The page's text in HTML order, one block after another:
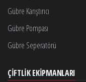
Gübre Karıştırıcı
Gübre Pompası
Gübre Seperatörü
ÇIFTLIK EKIPMANLARI